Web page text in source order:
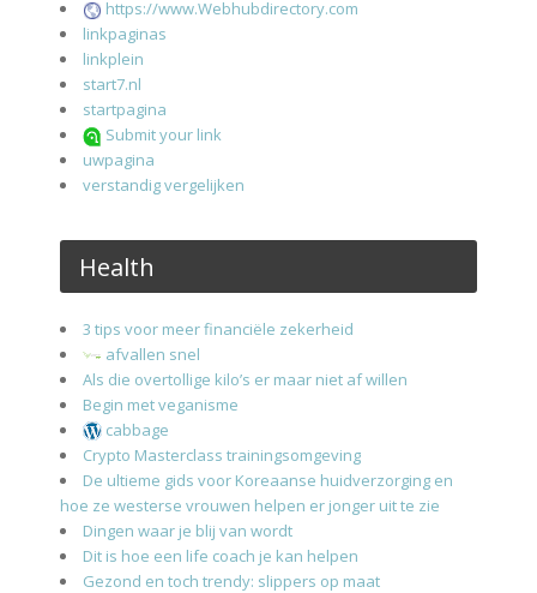
https://www.Webhubdirectory.com
linkpaginas
linkplein
start7.nl
startpagina
Submit your link
uwpagina
verstandig vergelijken
Health
3 tips voor meer financiële zekerheid
afvallen snel
Als die overtollige kilo’s er maar niet af willen
Begin met veganisme
cabbage
Crypto Masterclass trainingsomgeving
De ultieme gids voor Koreaanse huidverzorging en
hoe ze westerse vrouwen helpen er jonger uit te zie
Dingen waar je blij van wordt
Dit is hoe een life coach je kan helpen
Gezond en toch trendy: slippers op maat